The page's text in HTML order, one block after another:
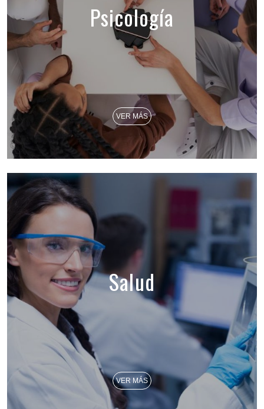
Psicología
VER MÁS
Salud
VER MÁS